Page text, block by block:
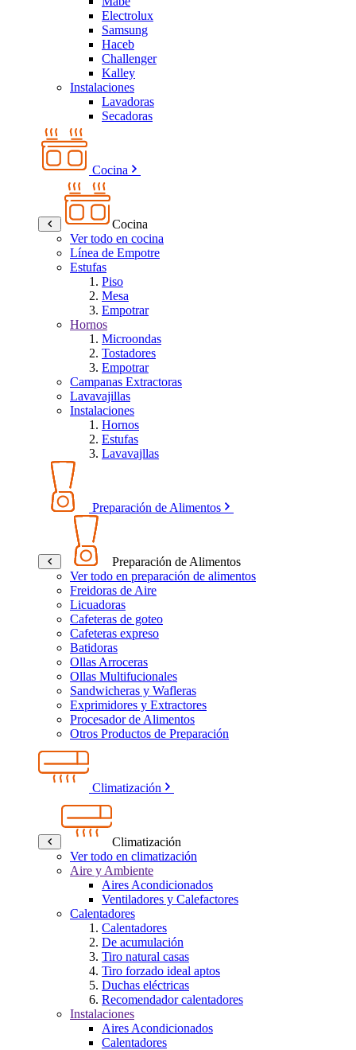
Electrolux
Samsung
Haceb
Challenger
Kalley
Instalaciones
Lavadoras
Secadoras
Cocina
Cocina
Ver todo en cocina
Línea de Empotre
Estufas
Piso
Mesa
Empotrar
Hornos
Microondas
Tostadores
Empotrar
Campanas Extractoras
Lavavajillas
Instalaciones
Hornos
Estufas
Lavavajllas
Preparación de Alimentos
Preparación de Alimentos
Ver todo en preparación de alimentos
Freidoras de Aire
Licuadoras
Cafeteras de goteo
Cafeteras expreso
Batidoras
Ollas Arroceras
Ollas Multifucionales
Sandwicheras y Wafleras
Exprimidores y Extractores
Procesador de Alimentos
Otros Productos de Preparación
Climatización
Climatización
Ver todo en climatización
Aire y Ambiente
Aires Acondicionados
Ventiladores y Calefactores
Calentadores
Calentadores
De acumulación
Tiro natural casas
Tiro forzado ideal aptos
Duchas eléctricas
Recomendador calentadores
Instalaciones
Aires Acondicionados
Calentadores